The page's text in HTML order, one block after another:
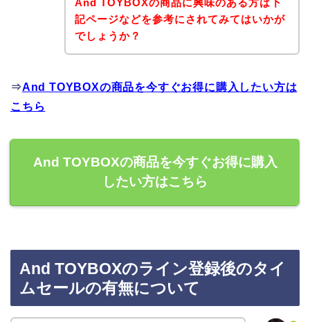
And TOYBOXの商品に興味のある方は下
記ページなどを参考にされてみてはいかが
でしょうか？
⇒And TOYBOXの商品を今すぐお得に購入したい方は
こちら
And TOYBOXの商品を今すぐお得に購入
したい方はこちら
And TOYBOXのライン登録後のタイ
ムセールの有無について